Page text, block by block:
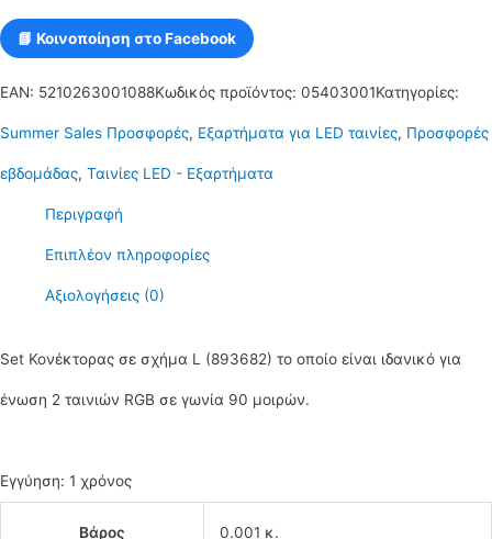
📘 Κοινοποίηση στο Facebook
EAN: 5210263001088Κωδικός προϊόντος: 05403001Κατηγορίες:
Summer Sales Προσφορές, Εξαρτήματα για LED ταινίες, Προσφορές
εβδομάδας, Ταινίες LED - Εξαρτήματα
Περιγραφή
Επιπλέον πληροφορίες
Αξιολογήσεις (0)
Set Κονέκτορας σε σχήμα L (893682) το οποίο είναι ιδανικό για
ένωση 2 ταινιών RGB σε γωνία 90 μοιρών.
Εγγύηση: 1 χρόνος
Βάρος 0.001 κ.